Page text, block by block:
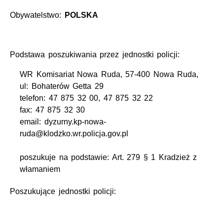
Obywatelstwo: POLSKA
Podstawa poszukiwania przez jednostki policji:
WR Komisariat Nowa Ruda, 57-400 Nowa Ruda,
ul: Bohaterów Getta 29
telefon: 47 875 32 00, 47 875 32 22
fax: 47 875 32 30
email: dyzurny.kp-nowa-
ruda@klodzko.wr.policja.gov.pl
poszukuje na podstawie: Art. 279 § 1 Kradzież z
włamaniem
Poszukujące jednostki policji: